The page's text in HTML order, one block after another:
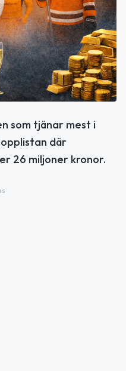
som tjänar mest i
där
26 miljoner kronor.